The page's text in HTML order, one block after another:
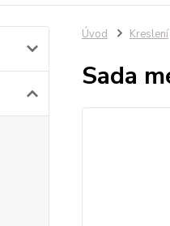
Úvod Kreslení
Sada